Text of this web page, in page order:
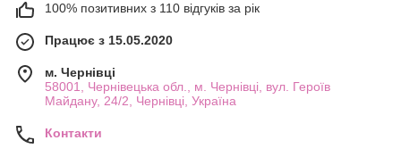
100% позитивних з 110 відгуків за рік
Працює з 15.05.2020
м. Чернівці
58001, Чернівецька обл., м. Чернівці, вул. Героїв
Майдану, 24/2, Чернівці, Україна
Контакти